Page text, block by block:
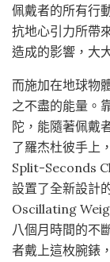
佩戴者的所有行
抗地心引力所帶
造成的影響，大
而施加在地球物
之不盡的能量。
陀，能隨著佩戴
了羅杰杜彼手上
Split-Seconds
設置了全新設
Oscillating
八個月時間的不
者戴上這枚腕錶